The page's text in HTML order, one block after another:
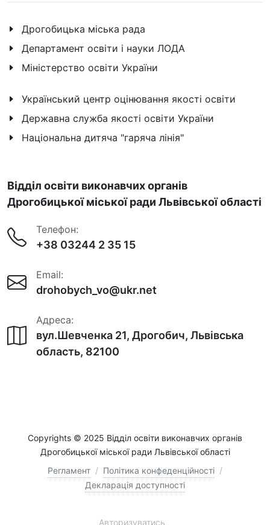
Дрогобицька міська рада
Департамент освіти і науки ЛОДА
Міністерство освіти України
Український центр оцінювання якості освіти
Державна служба якості освіти України
Національна дитяча "гаряча лінія"
Відділ освіти виконавчих органів
Дрогобицької міської ради Львівської області
Телефон:
+38 03244 2 35 15
Email:
drohobych_vo@ukr.net
Адреса:
вул.Шевченка 21, Дрогобич, Львівська
область, 82100
Copyrights © 2025 Відділ освіти виконавчих органів
Дрогобицької міської ради Львівської області
Регламент / Політика конфеденційності /
Декларація доступності
Авторизуватись